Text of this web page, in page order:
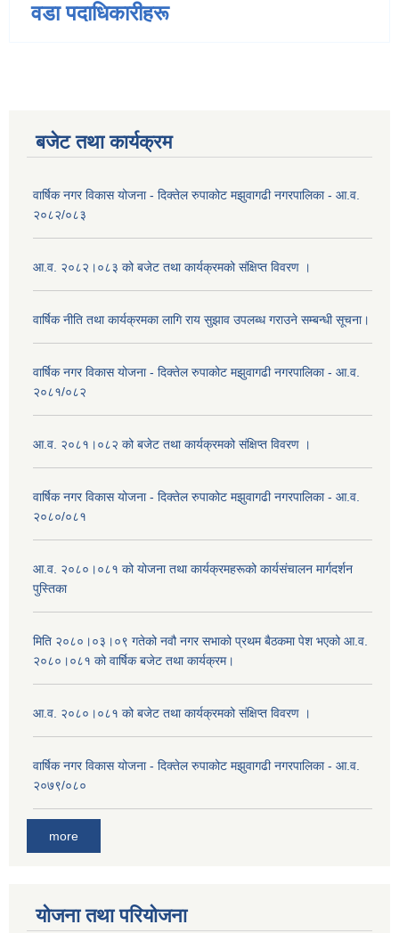
वडा पदाधिकारीहरू
बजेट तथा कार्यक्रम
वार्षिक नगर विकास योजना - दिक्तेल रुपाकोट मझुवागढी नगरपालिका - आ.व.
२०८२/०८३
आ.व. २०८२।०८३ को बजेट तथा कार्यक्रमको संक्षिप्त विवरण ।
वार्षिक नीति तथा कार्यक्रमका लागि राय सुझाव उपलब्ध गराउने सम्बन्धी सूचना।
वार्षिक नगर विकास योजना - दिक्तेल रुपाकोट मझुवागढी नगरपालिका - आ.व.
२०८१/०८२
आ.व. २०८१।०८२ को बजेट तथा कार्यक्रमको संक्षिप्त विवरण ।
वार्षिक नगर विकास योजना - दिक्तेल रुपाकोट मझुवागढी नगरपालिका - आ.व.
२०८०/०८१
आ.व. २०८०।०८१ को योजना तथा कार्यक्रमहरूको कार्यसंचालन मार्गदर्शन
पुस्तिका
मिति २०८०।०३।०९ गतेको नवौ नगर सभाको प्रथम बैठकमा पेश भएको आ.व.
२०८०।०८१ को वार्षिक बजेट तथा कार्यक्रम।
आ.व. २०८०।०८१ को बजेट तथा कार्यक्रमको संक्षिप्त विवरण ।
वार्षिक नगर विकास योजना - दिक्तेल रुपाकोट मझुवागढी नगरपालिका - आ.व.
२०७९/०८०
more
योजना तथा परियोजना